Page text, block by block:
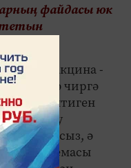
файдасы юк
вакцина -
генә чиргә
антиген
Бу
ә
системасы